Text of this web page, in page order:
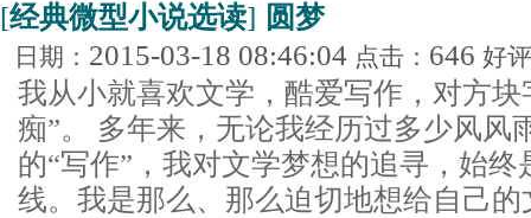
[经典微型小说选读] 圆梦
日期： 2015-03-18 08:46:04 点击： 646 好
我从小就喜欢文学，酷爱写作，对方
痴”。 多年来，无论我经历过多少风风
的“写作”，我对文学梦想的追寻，始
线。我是那么、那么迫切地想给自己